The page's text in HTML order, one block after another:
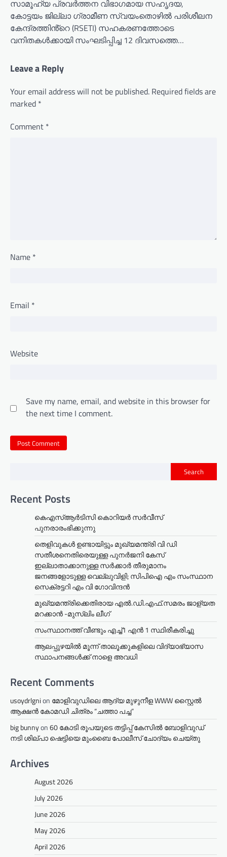
സാമൂഹ്യ പ്രവർത്തന വിഭാഗമായ സഹൃദയ,
കോട്ടയം ജില്ലാ ഗ്രാമീണ സ്വയംതൊഴിൽ പരിശീലന
കേന്ദ്രത്തിൻ്റെ (RSETI) സഹകരണത്തോടെ
വനിതകൾക്കായി സംഘടിപ്പിച്ച 12 ദിവസത്തെ…
Leave a Reply
Your email address will not be published. Required fields are
marked *
Comment *
Name *
Email *
Website
Save my name, email, and website in this browser for
the next time I comment.
Search
Recent Posts
കെഎസ്ആർടിസി കൊറിയർ സര്‍വീസ്
പുനരാരംഭിക്കുന്നു
തെളിവുകൾ ഉണ്ടായിട്ടും മുഖ്യമന്ത്രി വി ഡി
സതീശനെതിരെയുള്ള പുനർജനി കേസ്
ഇല്ലാതാക്കാനുള്ള സർക്കാർ തീരുമാനം
ജനങ്ങളോടുള്ള വെല്ലുവിളി; സിപിഐ എം സംസ്ഥാന
സെക്രട്ടറി എം വി ഗോവിന്ദൻ
മുഖ്യമന്ത്രിക്കെതിരായ എൽ.ഡി.എഫ്.സമരം ജാള്യത
മറക്കാൻ -മുസ്‌ലിം ലീഗ്
സംസ്ഥാനത്ത് വീണ്ടും എച്ച്1 എന്‍ 1 സ്ഥിരീകരിച്ചു
ആലപ്പുഴയിൽ മൂന്ന് താലൂക്കുകളിലെ വിദ്യാഭ്യാസ
സ്ഥാപനങ്ങൾക്ക് നാളെ അവധി
Recent Comments
usoydrlgnion മോളിവുഡിലെ ആദ്യ മുഴുനീള WWW സ്റ്റൈൽ
ആക്ഷൻ കോമഡി ചിത്രം “ചത്താ പച്ച”
big bunnyon60 കോടി രൂപയുടെ തട്ടിപ്പ് കേസിൽ ബോളിവുഡ്
നടി ശില്പാ ഷെട്ടിയെ മുംബൈ പോലീസ് ചോദ്യം ചെയ്തു
Archives
August 2026
July 2026
June 2026
May 2026
April 2026